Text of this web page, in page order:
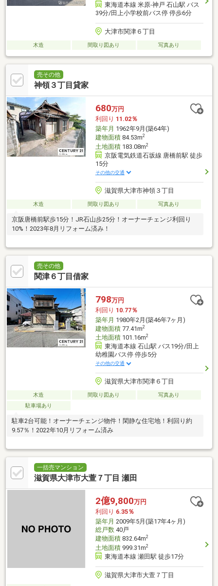
東海道本線 米原-神戸 石山駅 バス
39分/田上小学校前バス停 停歩6分
大津市関津６丁目
木造 間取り図あり 写真あり
売その他
神領３丁目貸家
680万円
利回り 11.02％
築年月 1962年9月(築64年)
建物面積84.53m2
土地面積183.08m2
京阪電気鉄道石坂線 唐橋前駅 徒歩
15分
その他の交通
滋賀県大津市神領３丁目
木造 間取り図あり 写真あり
京阪唐橋前駅歩15分！JR石山歩25分！オーナーチェンジ利回り
10%！2023年8月リフォーム済み！
売その他
関津６丁目借家
798万円
利回り 10.77％
築年月 1980年2月(築46年7ヶ月)
建物面積77.41m2
土地面積101.16m2
東海道本線 石山駅 バス19分/田上
幼稚園バス停 停歩5分
その他の交通
滋賀県大津市関津６丁目
木造 間取り図あり
写真あり
駐車場あり
駐車2台可能！オーナーチェンジ物件！閑静な住宅地！利回り約
9.57％！2022年10月リフォーム済み
一括売マンション
滋賀県大津市大萱７丁目 瀬田
2億9,800万円
利回り 6.35％
築年月 2009年5月(築17年4ヶ月)
総戸数40戸
建物面積832.64m2
土地面積999.31m2
東海道本線 瀬田駅 徒歩17分
滋賀県大津市大萱７丁目